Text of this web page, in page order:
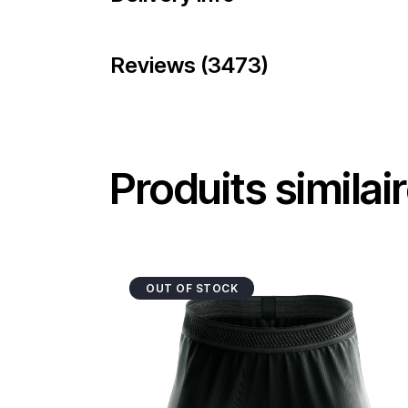
Reviews (3473)
Produits
OUT OF STOCK